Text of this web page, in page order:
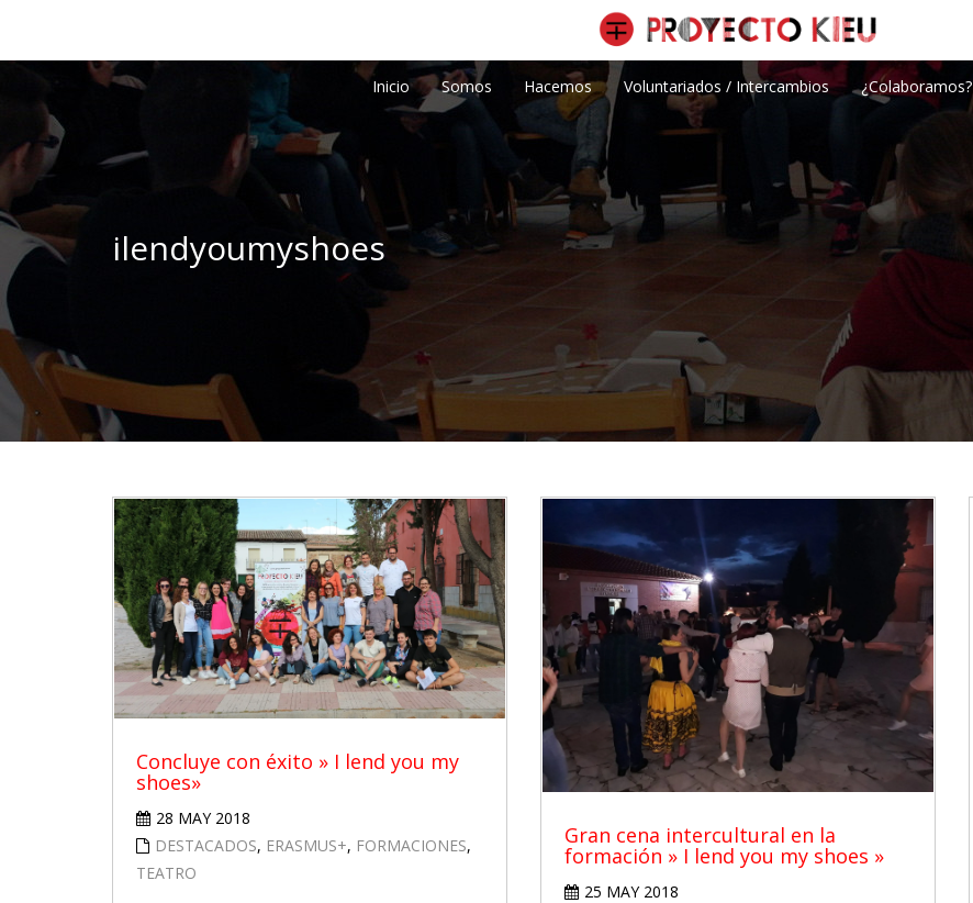
Inicio Somos Hacemos Voluntariados / Intercambios ¿Colaboramos?
ilendyoumyshoes
Concluye con éxito » I lend you my
shoes»
28 MAY 2018
DESTACADOS, ERASMUS+, FORMACIONES,
TEATRO
Gran cena intercultural en la
formación » I lend you my shoes »
25 MAY 2018